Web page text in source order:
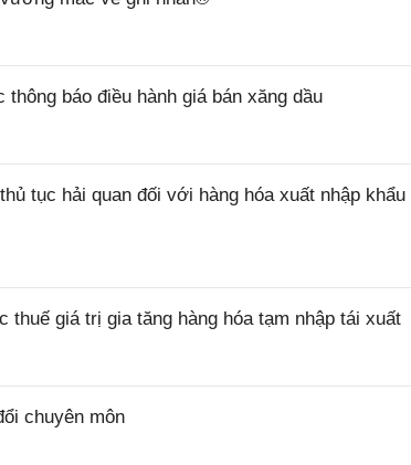
báo điều hành giá bán xăng dầu
tục hải quan đối với hàng hóa xuất nhập khẩu
thuế giá trị gia tăng hàng hóa tạm nhập tái xuất
chuyên môn